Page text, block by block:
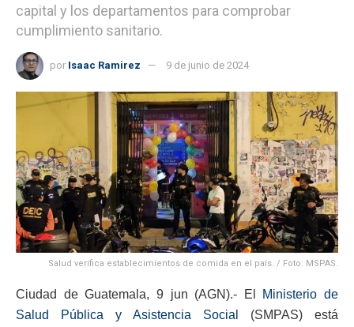
capital y los departamentos para comprobar
cumplimiento sanitario.
por Isaac Ramirez 9 de junio de 2024
Salud verifica establecimientos de comida en el país. / Foto: MSPAS.
Ciudad de Guatemala, 9 jun (AGN).- El Ministerio de
Salud Pública y Asistencia Social
(SMPAS) está